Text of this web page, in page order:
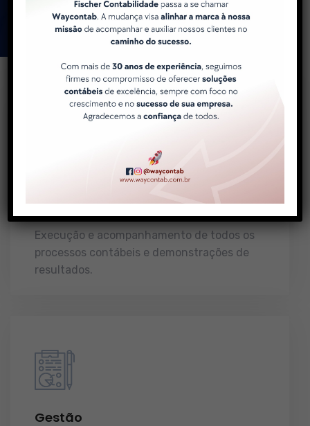
ajudar você e sua
empresa
Contábil
Execução e acompanhamento de todos os
processos contábeis e demonstrações de
resultados.
Gestão